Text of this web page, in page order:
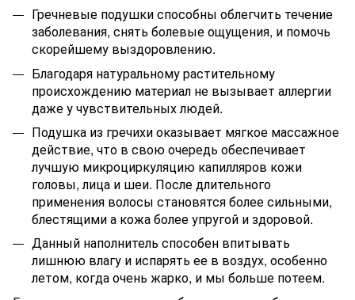
Гречневые подушки способны облегчить течение
заболевания, снять болевые ощущения, и помочь
скорейшему выздоровлению.
Благодаря натуральному растительному
происхождению материал не вызывает аллергии
даже у чувствительных людей.
Подушка из гречихи оказывает мягкое массажное
действие, что в свою очередь обеспечивает
лучшую микроциркуляцию капилляров кожи
головы, лица и шеи. После длительного
применения волосы становятся более сильными,
блестящими а кожа более упругой и здоровой.
Данный наполнитель способен впитывать
лишнюю влагу и испарять ее в воздух, особенно
летом, когда очень жарко, и мы больше потеем.